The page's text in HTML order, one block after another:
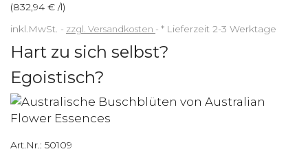
(832,94 € /l)
inkl.MwSt.
zzgl. Versandkosten * Lieferzeit 2-3 Werktage
Hart zu sich selbst?
Egoistisch?
Art.Nr.: 50109